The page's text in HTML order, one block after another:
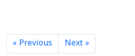
« Previous Next »